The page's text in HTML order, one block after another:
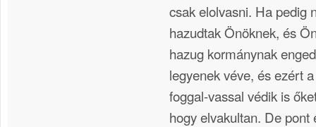
csak elolvasni. Ha pedig
hazudtak Önöknek, és
hazug kormánynak
legyenek véve, és ezért
foggal-vassal védik is
hogy elvakultan. De pont